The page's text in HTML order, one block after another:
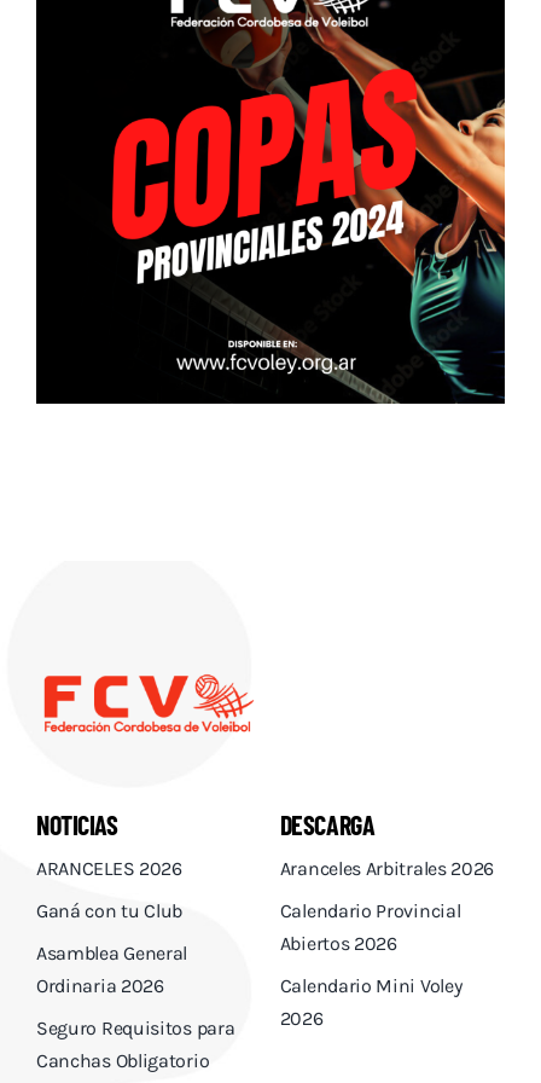
NOTICIAS
ARANCELES 2026
Ganá con tu Club
Asamblea General
Ordinaria 2026
Seguro Requisitos para
Canchas Obligatorio
DESCARGA
Aranceles Arbitrales 2026
Calendario Provincial
Abiertos 2026
Calendario Mini Voley
2026